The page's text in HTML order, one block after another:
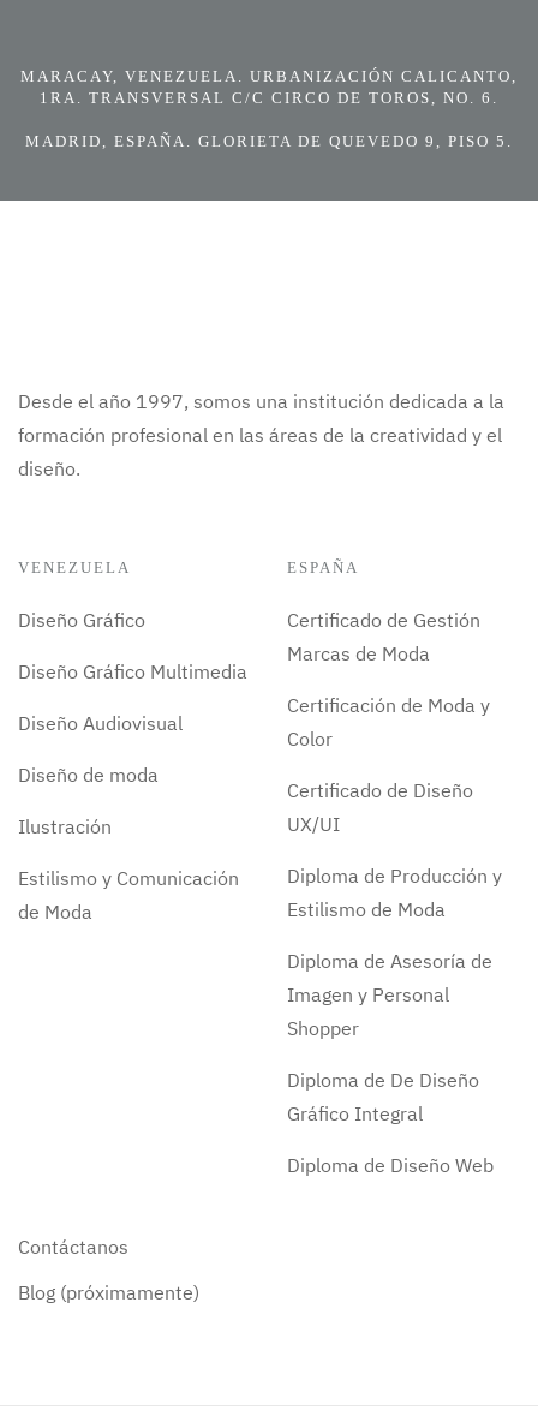
MARACAY, VENEZUELA. URBANIZACIÓN CALICANTO,
1RA. TRANSVERSAL C/C CIRCO DE TOROS, NO. 6.
MADRID, ESPAÑA. GLORIETA DE QUEVEDO 9, PISO 5.
Desde el año 1997, somos una institución dedicada a la
formación profesional en las áreas de la creatividad y el
diseño.
VENEZUELA
Diseño Gráfico
Diseño Gráfico Multimedia
Diseño Audiovisual
Diseño de moda
Ilustración
Estilismo y Comunicación
de Moda
ESPAÑA
Certificado de Gestión
Marcas de Moda
Certificación de Moda y
Color
Certificado de Diseño
UX/UI
Diploma de Producción y
Estilismo de Moda
Diploma de Asesoría de
Imagen y Personal
Shopper
Diploma de De Diseño
Gráfico Integral
Diploma de Diseño Web
Contáctanos
Blog (próximamente)